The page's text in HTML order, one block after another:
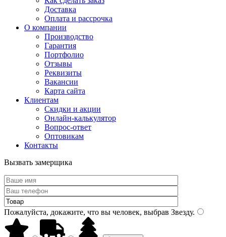
Доставка
Оплата и рассрочка
О компании
Производство
Гарантия
Портфолио
Отзывы
Реквизиты
Вакансии
Карта сайта
Клиентам
Скидки и акции
Онлайн-калькулятор
Вопрос-ответ
Оптовикам
Контакты
Вызвать замерщика
Пожалуйста, докажите, что вы человек, выбрав Звезду.